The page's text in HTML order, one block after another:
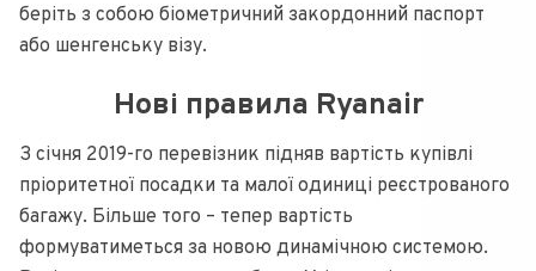
беріть з собою біометричний закордонний паспорт
або шенгенську візу.
Нові правила Ryanair
З січня 2019-го перевізник підняв вартість купівлі
пріоритетної посадки та малої одиниці реєстрованого
багажу. Більше того – тепер вартість
формуватиметься за новою динамічною системою.